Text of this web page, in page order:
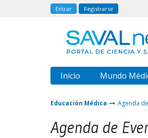
Entrar Registrarse
Inicio Mundo
Educación Médica Agenda
Agenda de